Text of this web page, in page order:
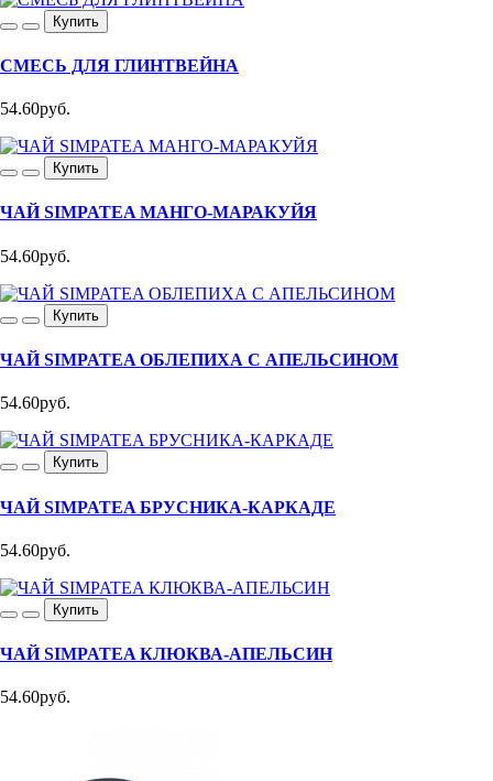
Купить
СМЕСЬ ДЛЯ ГЛИНТВЕЙНА
54.60руб.
Купить
ЧАЙ SIMPATEA МАНГО-МАРАКУЙЯ
54.60руб.
Купить
ЧАЙ SIMPATEA ОБЛЕПИХА С АПЕЛЬСИНОМ
54.60руб.
Купить
ЧАЙ SIMPATEA БРУСНИКА-КАРКАДЕ
54.60руб.
Купить
ЧАЙ SIMPATEA КЛЮКВА-АПЕЛЬСИН
54.60руб.